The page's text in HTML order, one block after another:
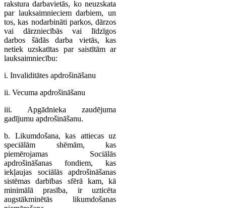
rakstura darbavietās, ko neuzskata
par lauksaimnieciem darbiem, un
tos, kas nodarbināti parkos, dārzos
vai dārzniecībās vai līdzīgos
darbos šādās darba vietās, kas
netiek uzskatītas par saistītām ar
lauksaimniecību:
i. Invaliditātes apdrošināšanu
ii. Vecuma apdrošināšanu
iii. Apgādnieka zaudējuma
gadījumu apdrošināšanu.
b. Likumdošana, kas attiecas uz
speciālām shēmām, kas
piemērojamas Sociālās
apdrošināšanas fondiem, kas
iekļaujas sociālās apdrošināšanas
sistēmas darbības sfērā kam, kā
minimālā prasība, ir uzticēta
augstākminētās likumdošanas